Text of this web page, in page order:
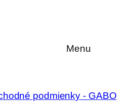
Menu
podmienky - GABO